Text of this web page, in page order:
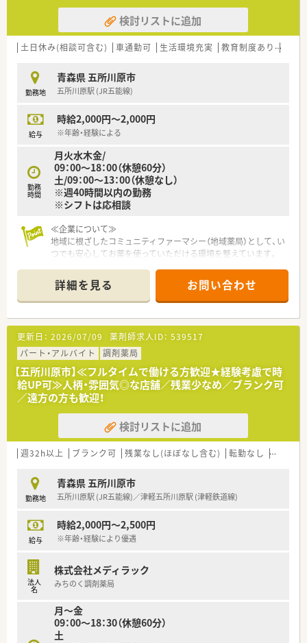
検討リストに追加
土日休み(相談可含む) 車通勤可 生活環境充実 教育制度あり
勤務地
青森県 五所川原市
五所川原駅 (JR五能線)
給与
時給2,000円～2,000円
※年齢・経験による
勤務
時間
月火水木金/
09：00～18：00（休憩60分）
土/09：00～13：00（休憩なし）
※週40時間以内の勤務
※シフトは応相談
≪企業について≫
地域に根ざしたコミュニティファーマシー（地域薬局）として、い
つでも安心してお薬を使っていただける環境を整えています。
トもしっかりしています。
ドライブスルーを設置している薬局も有、高度な在宅医療にも積
極的に携わっています。
≪薬局について≫
JR五所川原駅から車で4分の位置にある、門前薬局です。
近隣には複数の医療機関があり、内科・小児科・外科・皮膚科等の
複数科目を応需しています。
詳細を見る お問い合わせ
更新日： 2026/07/09 薬剤師求人ID： 539517
パート・アルバイト
調剤薬局
【五所川原市】≪フルタイムで働ける方歓迎★経験考慮で時
給UP可≫人柄・雰囲気◎な店舗／残業少なめ／ブランク可
／遠方の方も歓迎！
検討リストに追加
週32h以上 ブランク可 残業なし(ほぼなし含む) 転勤なし 車通勤
勤務地
青森県 五所川原市
五所川原駅 (JR五能線)／津軽五所川原駅 (津軽鉄道線)
給与
時給2,000円～2,500円
※年齢・経験により優遇
法人
名
株式会社メディラック
みちのく調剤薬局
月～金
09：00～18：30（休憩60分）
土